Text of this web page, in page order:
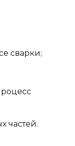
сварки;
частей.